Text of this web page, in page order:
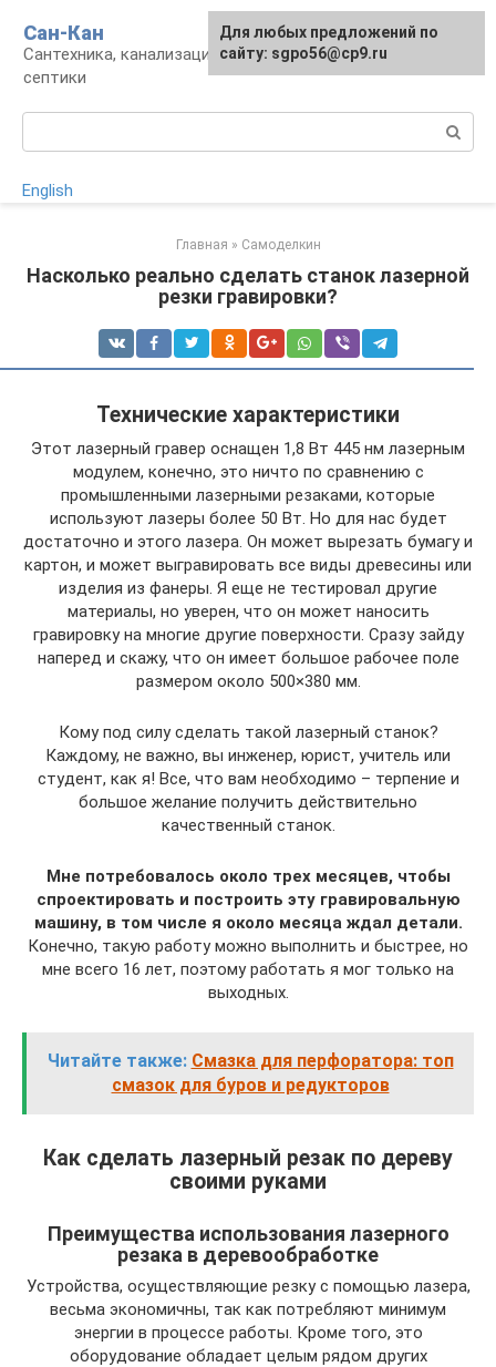
контенту
Сан-Кан
Сантехника, канализация, водопровод,
септики
English
Главная » Самоделкин
Насколько реально сделать станок лазерной
резки гравировки?
Технические характеристики
Этот лазерный гравер оснащен 1,8 Вт 445 нм лазерным
модулем, конечно, это ничто по сравнению с
промышленными лазерными резаками, которые
используют лазеры более 50 Вт. Но для нас будет
достаточно и этого лазера. Он может вырезать бумагу и
картон, и может выгравировать все виды древесины или
изделия из фанеры. Я еще не тестировал другие
материалы, но уверен, что он может наносить
гравировку на многие другие поверхности. Сразу зайду
наперед и скажу, что он имеет большое рабочее поле
размером около 500×380 мм.
Кому под силу сделать такой лазерный станок?
Каждому, не важно, вы инженер, юрист, учитель или
студент, как я! Все, что вам необходимо – терпение и
большое желание получить действительно
качественный станок.
Мне потребовалось около трех месяцев, чтобы
спроектировать и построить эту гравировальную
машину, в том числе я около месяца ждал детали.
Конечно, такую работу можно выполнить и быстрее, но
мне всего 16 лет, поэтому работать я мог только на
выходных.
Читайте также: Смазка для перфоратора: топ
смазок для буров и редукторов
Как сделать лазерный резак по дереву
своими руками
Преимущества использования лазерного
резака в деревообработке
Устройства, осуществляющие резку с помощью лазера,
весьма экономичны, так как потребляют минимум
энергии в процессе работы. Кроме того, это
оборудование обладает целым рядом других
Для любых предложений по
сайту: sgpo56@cp9.ru